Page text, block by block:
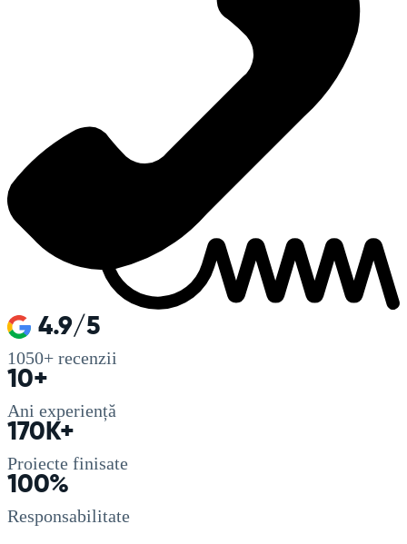
4.9/5
1050+ recenzii
10+
Ani experiență
170K+
Proiecte finisate
100%
Responsabilitate